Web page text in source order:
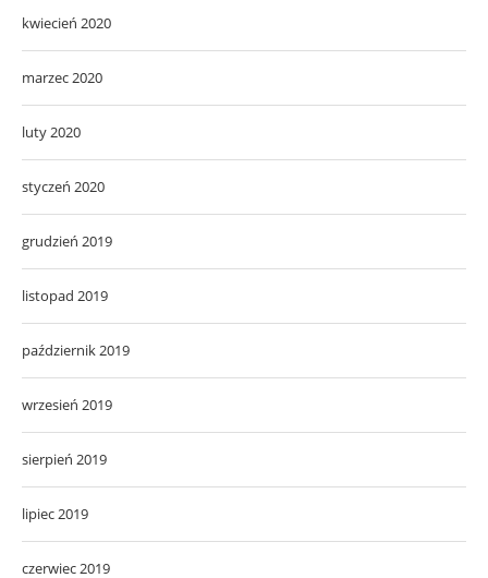
kwiecień 2020
marzec 2020
luty 2020
styczeń 2020
grudzień 2019
listopad 2019
październik 2019
wrzesień 2019
sierpień 2019
lipiec 2019
czerwiec 2019